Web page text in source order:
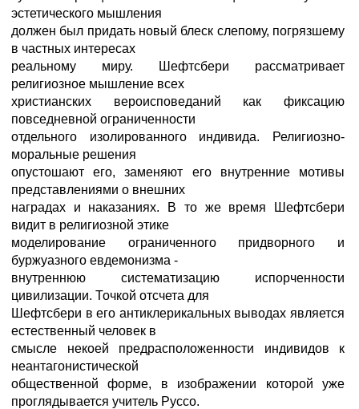
эстетического мышления
должен был придать новый блеск слепому, погрязшему
в частных интересах
реальному миру. Шефтсбери рассматривает
религиозное мышление всех
христианских вероисповеданий как фиксацию
повседневной ограниченности
отдельного изолированного индивида. Религиозно-
моральные решения
опустошают его, заменяют его внутренние мотивы
представлениями о внешних
наградах и наказаниях. В то же время Шефтсбери
видит в религиозной этике
моделирование ограниченного придворного и
буржуазного евдемонизма -
внутреннюю систематизацию испорченности
цивилизации. Точкой отсчета для
Шефтсбери в его антиклерикальных выводах является
естественный человек в
смысле некоей предрасположенности индивидов к
неантагонистической
общественной форме, в изображении которой уже
проглядывается учитель Руссо.